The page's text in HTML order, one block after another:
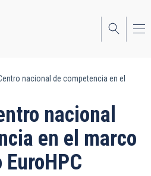
nacional de competencia en el
nacional
en el marco